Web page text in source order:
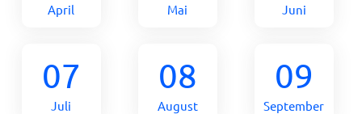
April Mai Juni
07
Juli
08
August
09
September